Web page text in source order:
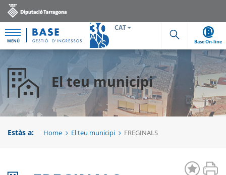
MENÚ
CAT
Cerca
Base On-line
El teu municipi
Estàs a: Home El teu municipi FREGINALS